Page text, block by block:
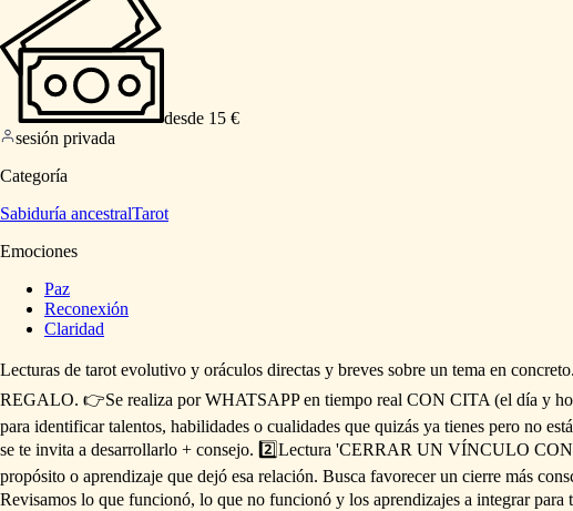
desde 15 €
sesión privada
Categoría
Sabiduría ancestralTarot
Emociones
Paz
Reconexión
Claridad
Lecturas de tarot evolutivo y oráculos directas y breves sobre un tema en concreto.
REGALO. 👉Se realiza por WHATSAPP en tiempo real CON CITA (el día y
para identificar talentos, habilidades o cualidades que quizás ya tienes pero no
se te invita a desarrollarlo + consejo. 2️⃣Lectura 'CERRAR UN VÍNCULO
propósito o aprendizaje que dejó esa relación. Busca favorecer un cierre más
Revisamos lo que funcionó, lo que no funcionó y los aprendizajes a integrar para